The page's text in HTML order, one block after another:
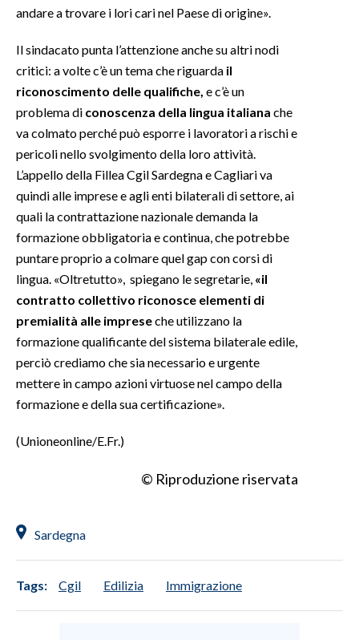
andare a trovare i lori cari nel Paese di origine».
Il sindacato punta l’attenzione anche su altri nodi
critici: a volte c’è un tema che riguarda il
riconoscimento delle qualifiche, e c’è un
problema di conoscenza della lingua italiana che
va colmato perché può esporre i lavoratori a rischi e
pericoli nello svolgimento della loro attività.
L’appello della Fillea Cgil Sardegna e Cagliari va
quindi alle imprese e agli enti bilaterali di settore, ai
quali la contrattazione nazionale demanda la
formazione obbligatoria e continua, che potrebbe
puntare proprio a colmare quel gap con corsi di
lingua. «Oltretutto», spiegano le segretarie, «il
contratto collettivo riconosce elementi di
premialità alle impreseche utilizzano la
formazione qualificante del sistema bilaterale edile,
perciò crediamo che sia necessario e urgente
mettere in campo azioni virtuose nel campo della
formazione e della sua certificazione».
(Unioneonline/E.Fr.)
© Riproduzione riservata
Sardegna
Tags: Cgil Edilizia Immigrazione